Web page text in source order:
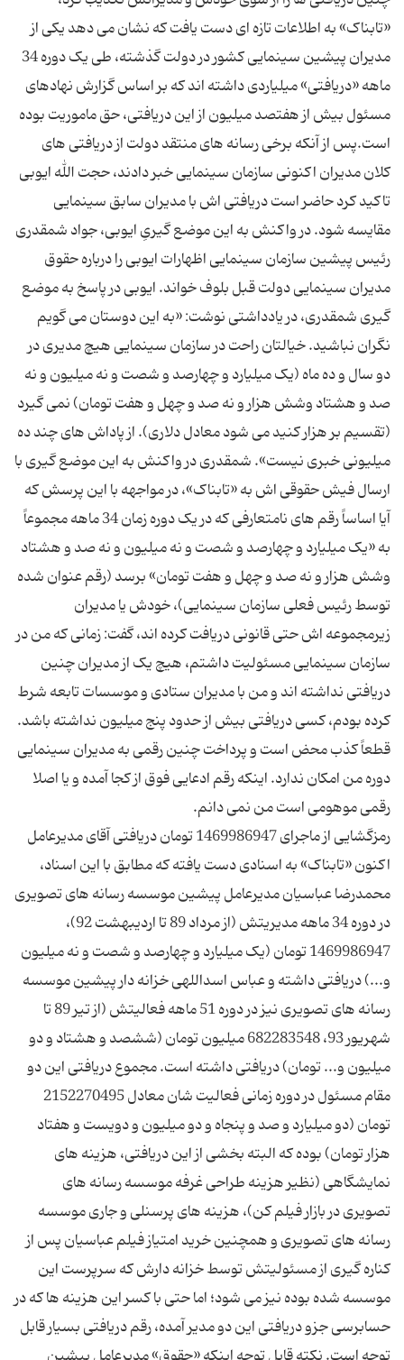
«تابناک» به اطلاعات تازه ای دست یافت که نشان می دهد یکی از
مدیران پیشین سینمایی کشور در دولت گذشته، طی یک دوره 34
ماهه «دریافتی» میلیاردی داشته اند که بر اساس گزارش نهادهای
مسئول بیش از هفتصد میلیون از این دریافتی، حق ماموریت بوده
است.پس از آنکه برخی رسانه های منتقد دولت از دریافتی های
کلان مدیران اکنونی سازمان سینمایی خبر دادند، حجت الله ایوبی
تاکید کرد حاضر است دریافتی اش با مدیران سابق سینمایی
مقایسه شود. در واکنش به این موضع گیریِ ایوبی، جواد شمقدری
رئیس پیشین سازمان سینمایی اظهارات ایوبی را درباره حقوق
مدیران سینمایی دولت قبل بلوف خواند. ایوبی در پاسخ به موضع
گیری شمقدری، در یادداشتی نوشت: «به این دوستان می گویم
نگران نباشید. خیالتان راحت در سازمان سینمایی هیچ مدیری در
دو سال و ده ماه (یک میلیارد و چهارصد و شصت و نه میلیون و نه
صد و هشتاد وشش هزار و نه صد و چهل و هفت تومان) نمی گیرد
(تقسیم بر هزار کنید می شود معادل دلاری). از پاداش های چند ده
میلیونی خبری نیست». شمقدری در واکنش به این موضع گیری با
ارسال فیش حقوقی اش به «تابناک»، در مواجهه با این پرسش که
آیا اساساً رقم های نامتعارفی که در یک دوره زمان 34 ماهه مجموعاً
به «یک میلیارد و چهارصد و شصت و نه میلیون و نه صد و هشتاد
وشش هزار و نه صد و چهل و هفت تومان» برسد (رقم عنوان شده
توسط رئیس فعلی سازمان سینمایی)، خودش یا مدیران
زیرمجموعه اش حتی قانونی دریافت کرده اند، گفت: زمانی که من در
سازمان سینمایی مسئولیت داشتم، هیچ یک از مدیران چنین
دریافتی نداشته اند و من با مدیران ستادی و موسسات تابعه شرط
کرده بودم، کسی دریافتی بیش از حدود پنج میلیون نداشته باشد.
قطعاً کذب محض است و پرداخت چنین رقمی به مدیران سینمایی
دوره من امکان ندارد. اینکه رقم ادعایی فوق از کجا آمده و یا اصلا
اکنون «تابناک» به اسنادی دست یافته که مطابق با این اسناد،
محمدرضا عباسیان مدیرعامل پیشین موسسه رسانه های تصویری
در دوره 34 ماهه مدیریتش (از مرداد 89 تا اردیبهشت 92)،
1469986947 تومان (یک میلیارد و چهارصد و شصت و نه میلیون
و...) دریافتی داشته و عباس اسداللهی خزانه دار پیشین موسسه
رسانه های تصویری نیز در دوره 51 ماهه فعالیتش (از تیر 89 تا
شهریور 93، 682283548 میلیون تومان (ششصد و هشتاد و دو
میلیون و... تومان) دریافتی داشته است. مجموع دریافتی این دو
مقام مسئول در دوره زمانی فعالیت شان معادل 2152270495
تومان (دو میلیارد و صد و پنجاه و دو میلیون و دویست و هفتاد
هزار تومان) بوده که البته بخشی از این دریافتی، هزینه های
نمایشگاهی (نظیر هزینه طراحی غرفه موسسه رسانه های
تصویری در بازار فیلم کن)، هزینه های پرسنلی و جاری موسسه
رسانه های تصویری و همچنین خرید امتیاز فیلم عباسیان پس از
کناره گیری از مسئولیتش توسط خزانه دارش که سرپرست این
موسسه شده بوده نیز می شود؛ اما حتی با کسر این هزینه ها که در
حسابرسی جزو دریافتی این دو مدیر آمده، رقم دریافتی بسیار قابل